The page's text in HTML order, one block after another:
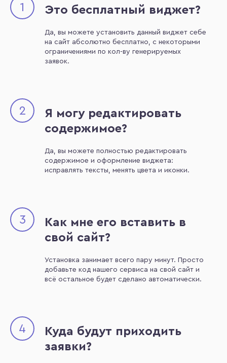
1 Это бесплатный виджет?
Да, вы можете установить данный виджет себе
на сайт абсолютно бесплатно, с некоторыми
ограничениями по кол-ву генерируемых
заявок.
2
Я могу редактировать
содержимое?
Да, вы можете полностью редактировать
содержимое и оформление виджета:
исправлять тексты, менять цвета и иконки.
3
Как мне его вставить в
свой сайт?
Установка занимает всего пару минут. Просто
добавьте код нашего сервиса на свой сайт и
всё остальное будет сделано автоматически.
4
Куда будут приходить
заявки?